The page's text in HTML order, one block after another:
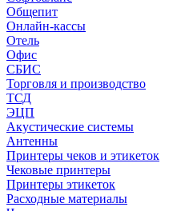
Общепит
Онлайн-кассы
Отель
Офис
СБИС
Торговля и производство
ТСД
ЭЦП
Акустические системы
Антенны
Принтеры чеков и этикеток
Чековые принтеры
Принтеры этикеток
Расходные материалы